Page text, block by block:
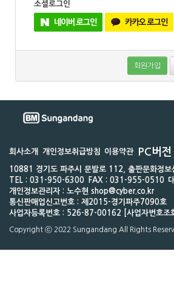
소셜로그인
회원가입
회사소개 개인정보취급방침 이용약관 PC버전
10881 경기도 파주시 문발로 112, 출판문화정보
TEL : 031-950-6300
FAX : 031-955-0510
개인정보관리자 : 노수현 shop@cyber.co.kr
통신판매업신고번호 : 제2015-경기파주7090호
사업자등록번호 : 526-87-00162 [사업자번호조
Copyright ⓒ 2022 Sungandang All Rights